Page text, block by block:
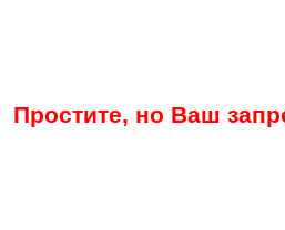
Простите, но Ваш